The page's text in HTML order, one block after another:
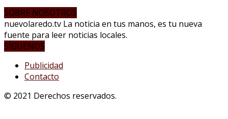
SOBRE NOSOTROS
nuevolaredo.tv La noticia en tus manos, es tu nueva
fuente para leer noticias locales.
SÍGUENOS
Publicidad
Contacto
© 2021 Derechos reservados.